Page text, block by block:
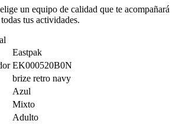
un equipo de calidad que te acompañará
tus actividades.
Eastpak
EK000520B0N
brize retro navy
Azul
Mixto
Adulto